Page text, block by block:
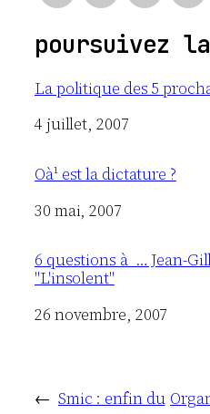
poursuivez
La politique des 5
Date
4 juillet, 2007
Oà¹ est la dictature ?
Date
30 mai, 2007
6 questions à … Jean-
"L'insolent"
Date
26 novembre, 2007
← Smic : enfin du